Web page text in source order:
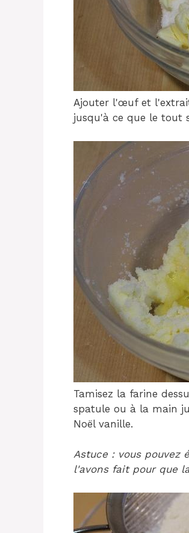
Ajouter l'œuf et
jusqu'à ce que le tout
Tamisez la farine
spatule ou à la main
Noël vanille.
Astuce : vous pouvez
l'avons fait pour que